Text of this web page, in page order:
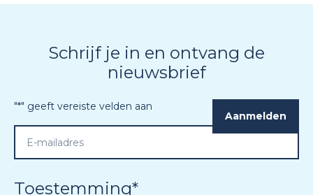
Schrijf je in en ontvang de
nieuwsbrief
"*" geeft vereiste velden aan
Toestemming*